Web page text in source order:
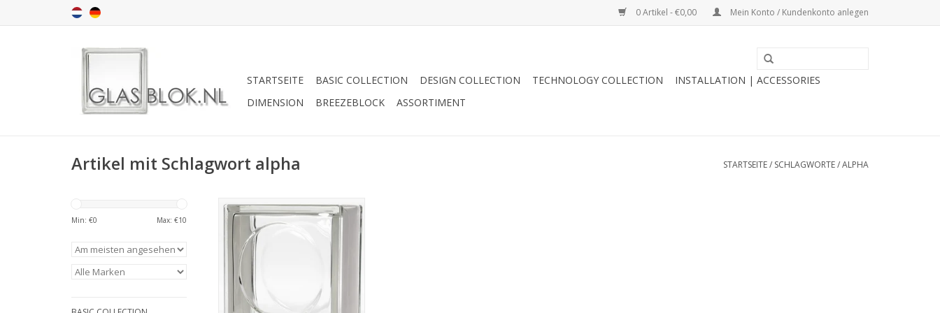
0 Artikel - €0,00 Mein Konto / Kundenkonto anlegen
STARTSEITE BASIC COLLECTION DESIGN COLLECTION TECHNOLOGY COLLECTION
INSTALLATION | ACCESSORIES
DIMENSION
BREEZEBLOCK ASSORTIMENT
Artikel mit Schlagwort alpha STARTSEITE/ SCHLAGWORTE/ALPHA
Min: €0 Max: €10
Bouwglas 190x190x80 Alpha
ZUM WARENKORB HINZUFÜGEN